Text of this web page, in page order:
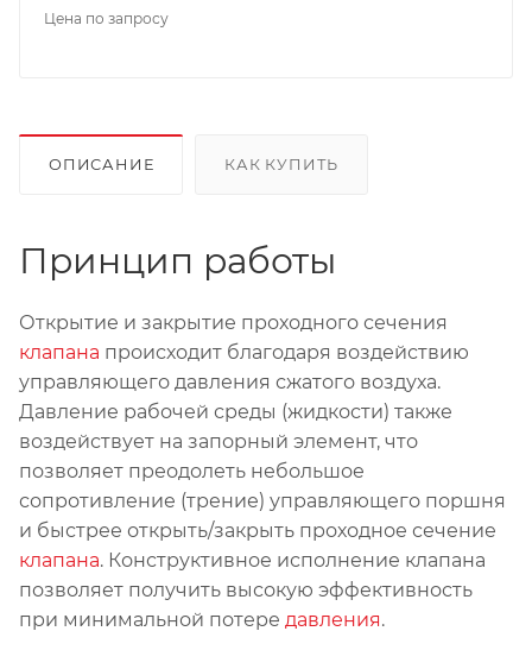
Цена по запросу
ОПИСАНИЕ КАК КУПИТЬ
Принцип работы
Открытие и закрытие проходного сечения
клапана происходит благодаря воздействию
управляющего давления сжатого воздуха.
Давление рабочей среды (жидкости) также
воздействует на запорный элемент, что
позволяет преодолеть небольшое
сопротивление (трение) управляющего поршня
и быстрее открыть/закрыть проходное сечение
клапана. Конструктивное исполнение клапана
позволяет получить высокую эффективность
при минимальной потере давления.